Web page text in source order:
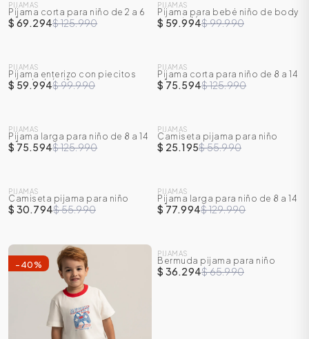
-45 %
PIJAMAS
Pijama corta para niño de 2 a 6
años
$ 69.294$ 125.990
-40 %
PIJAMAS
Pijama para bebé niño de body
+ pantalón
$ 59.994$ 99.990
-40%
PIJAMAS
Pijama enterizo con piecitos
para bebé niño
$ 59.994$ 99.990
-40 %
PIJAMAS
Pijama corta para niño de 8 a 14
años
$ 75.594$ 125.990
-40 %
PIJAMAS
Pijama larga para niño de 8 a 14
años
$ 75.594$ 125.990
-55%
PIJAMAS
Camiseta pijama para niño
$ 25.195$ 55.990
-45%
PIJAMAS
Camiseta pijama para niño
$ 30.794$ 55.990
-40 %
PIJAMAS
Pijama larga para niño de 8 a 14
años
$ 77.994$ 129.990
- 40 % -45%
PIJAMAS
Bermuda pijama para niño
$ 36.294$ 65.990